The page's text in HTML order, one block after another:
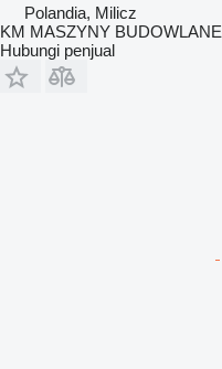
Polandia, Milicz
KM MASZYNY BUDOWLANE
Hubungi penjual